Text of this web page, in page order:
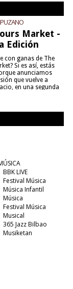
Market -
Edición
con ganas de The
Si es así, estás
anunciamos
que vuelve a
en una segunda
BBK LIVE
Festival Música
Música Infantil
Música
Festival Música
Musical
365 Jazz Bilbao
Musiketan